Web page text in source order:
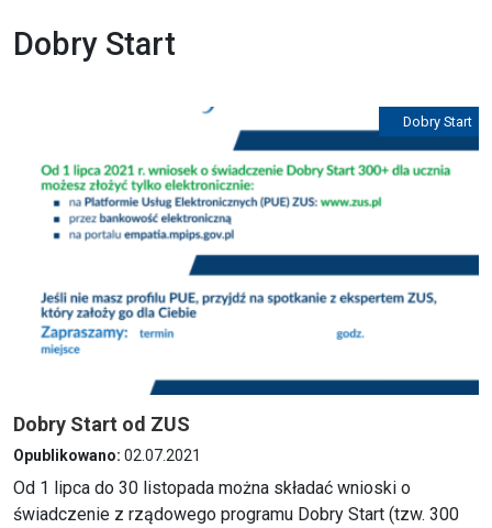
Dobry Start
Dobry Start
Dobry Start od ZUS
Opublikowano: 02.07.2021
Od 1 lipca do 30 listopada można składać wnioski o
świadczenie z rządowego programu Dobry Start (tzw. 300